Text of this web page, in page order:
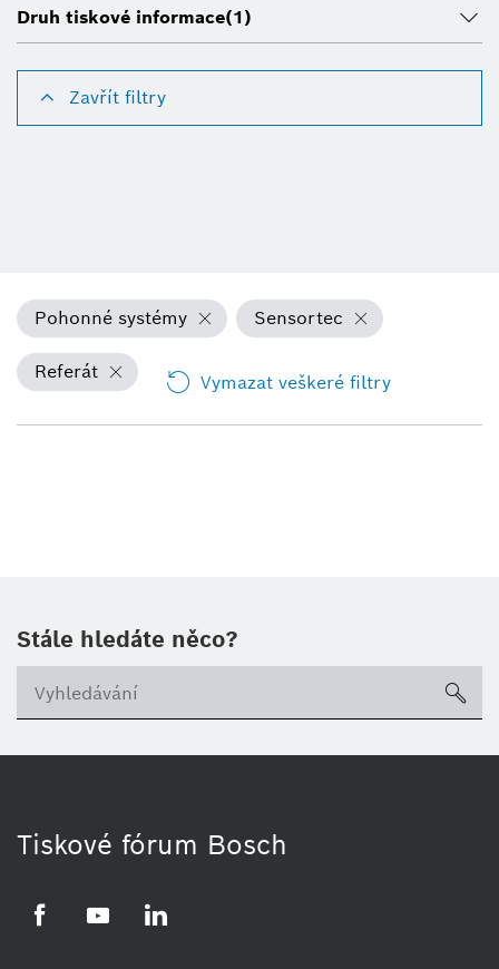
Druh tiskové informace(1)
Zavřít filtry
Pohonné systémy Sensortec
Referát Vymazat veškeré filtry
Stále hledáte něco?
Tiskové fórum Bosch